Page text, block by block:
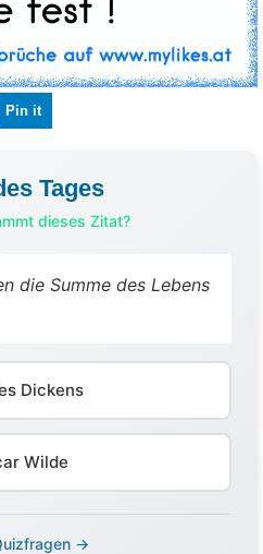
Pin it
Tages
dieses Zitat?
die Summe des Lebens
Dickens
Wilde
→